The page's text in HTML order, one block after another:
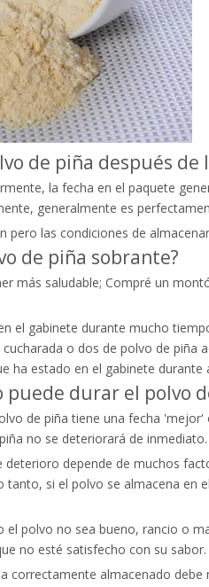
de piña después
la fecha en el paquete
generalmente es
pero las condiciones de
de piña sobrante?
más saludable; Compré un
el gabinete durante mucho
o dos de polvo de piña
ha estado en el gabinete durante
puede durar el polvo
de piña tiene una fecha
no se deteriorará de
deterioro depende de muchos
si el polvo se almacena en
el polvo no sea bueno, rancio o
no esté satisfecho con su sabor.
correctamente almacenado